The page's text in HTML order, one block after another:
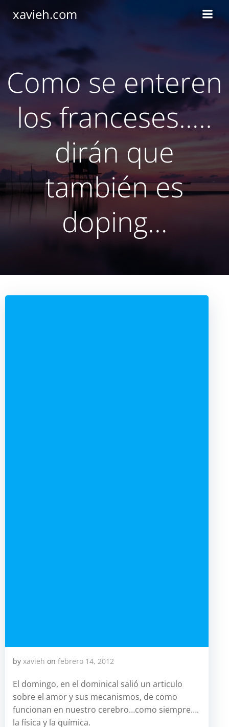
xavieh.com
Como se enteren
los franceses…..
dirán que
también es
doping…
by xavieh on febrero 14, 2012
El domingo, en el dominical salió un articulo
sobre el amor y sus mecanismos, de como
funcionan en nuestro cerebro…como siempre….
la física y la química.